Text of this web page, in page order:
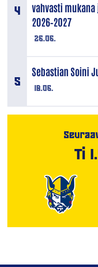
26.06.
vahvasti
2026–2027
18.06.
Sebastian Soini
Ti